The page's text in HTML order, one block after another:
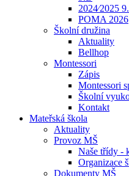
2024⁄2025
POMA 2026
Školní družina
Aktuality
Bellhop
Montessori
Zápis
Montessori
Školní
Kontakt
Mateřská škola
Aktuality
Provoz MŠ
Naše třídy -
Organizace
Dokumenty MŠ